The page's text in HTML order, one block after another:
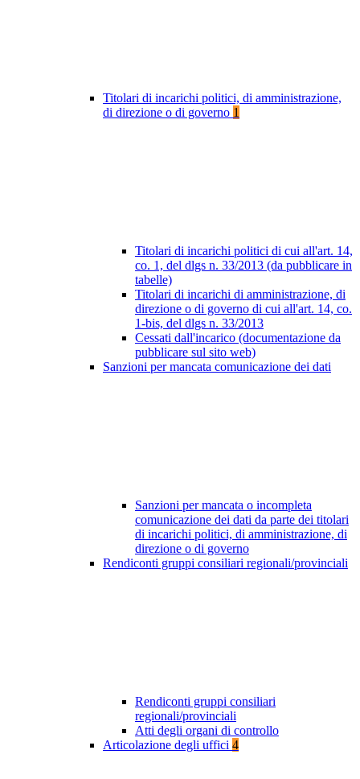
Titolari di incarichi politici, di amministrazione,
di direzione o di governo 1
Titolari di incarichi politici di cui all'art. 14,
co. 1, del dlgs n. 33/2013 (da pubblicare in
tabelle)
Titolari di incarichi di amministrazione, di
direzione o di governo di cui all'art. 14, co.
1-bis, del dlgs n. 33/2013
Cessati dall'incarico (documentazione da
pubblicare sul sito web)
Sanzioni per mancata comunicazione dei dati
Sanzioni per mancata o incompleta
comunicazione dei dati da parte dei titolari
di incarichi politici, di amministrazione, di
direzione o di governo
Rendiconti gruppi consiliari regionali/provinciali
Rendiconti gruppi consiliari
regionali/provinciali
Atti degli organi di controllo
Articolazione degli uffici 4